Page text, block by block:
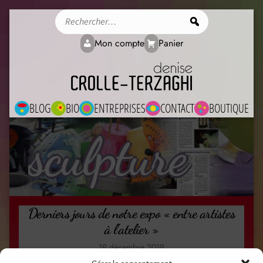
BLOG BIO ENTREPRISES CONTACT BOUTIQUE
Mon compte Panier
sculpture
Derniers jours de notre expo « entre artistes
à l’atelier »
19 décembre 2019